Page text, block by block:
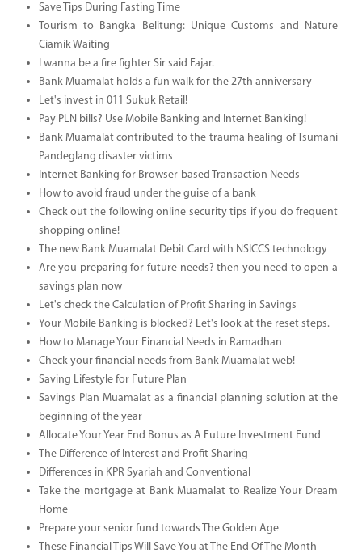
Save Tips During Fasting Time
Tourism to Bangka Belitung: Unique Customs and Nature
Ciamik Waiting
I wanna be a fire fighter Sir said Fajar.
Bank Muamalat holds a fun walk for the 27th anniversary
Let's invest in 011 Sukuk Retail!
Pay PLN bills? Use Mobile Banking and Internet Banking!
Bank Muamalat contributed to the trauma healing of Tsumani
Pandeglang disaster victims
Internet Banking for Browser-based Transaction Needs
How to avoid fraud under the guise of a bank
Check out the following online security tips if you do frequent
shopping online!
The new Bank Muamalat Debit Card with NSICCS technology
Are you preparing for future needs? then you need to open a
savings plan now
Let's check the Calculation of Profit Sharing in Savings
Your Mobile Banking is blocked? Let's look at the reset steps.
How to Manage Your Financial Needs in Ramadhan
Check your financial needs from Bank Muamalat web!
Saving Lifestyle for Future Plan
Savings Plan Muamalat as a financial planning solution at the
beginning of the year
Allocate Your Year End Bonus as A Future Investment Fund
The Difference of Interest and Profit Sharing
Differences in KPR Syariah and Conventional
Take the mortgage at Bank Muamalat to Realize Your Dream
Home
Prepare your senior fund towards The Golden Age
These Financial Tips Will Save You at The End Of The Month